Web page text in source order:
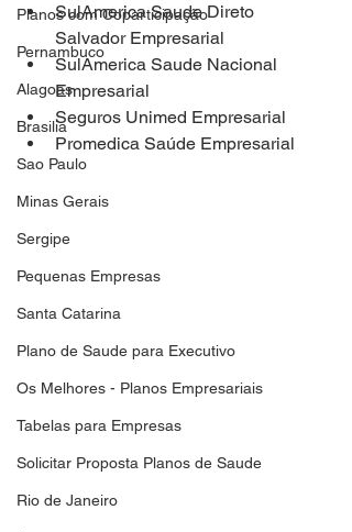
Planos com Coparticipação
Pernambuco
Alagoas
Brasilia
Sao Paulo
Minas Gerais
Sergipe
Pequenas Empresas
Santa Catarina
Plano de Saude para Executivo
Os Melhores - Planos Empresariais
Tabelas para Empresas
Solicitar Proposta Planos de Saude
Rio de Janeiro
SulAmerica Saude Direto
Salvador Empresarial
SulAmerica Saude Nacional
Empresarial
Seguros Unimed Empresarial
Promedica Saúde Empresarial